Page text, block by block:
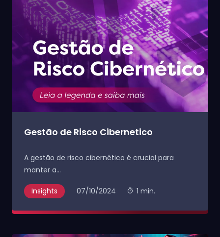
Gestão de Risco Cibernetico
A gestão de risco cibernético é crucial para
manter a...
Insights 07/10/2024 1 min.